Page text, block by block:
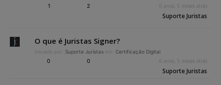
1 2 6 anos, 5 meses atrás
Suporte Juristas
O que é Juristas Signer?
Iniciado por: Suporte Juristas em: Certificação Digital
0 0 6 anos, 5 meses atrás
Suporte Juristas